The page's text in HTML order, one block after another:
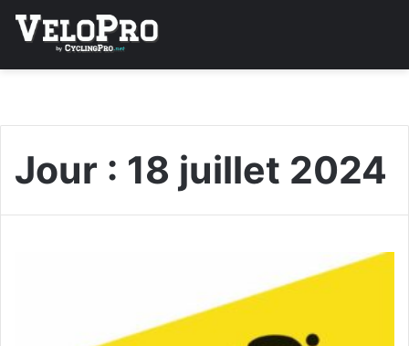
Jour : 18 juillet 2024